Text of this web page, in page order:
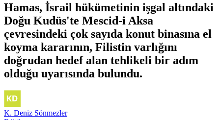
Hamas, İsrail hükümetinin işgal altındaki
Doğu Kudüs'te Mescid-i Aksa
çevresindeki çok sayıda konut binasına el
koyma kararının, Filistin varlığını
doğrudan hedef alan tehlikeli bir adım
olduğu uyarısında bulundu.
K. Deniz Sönmezler